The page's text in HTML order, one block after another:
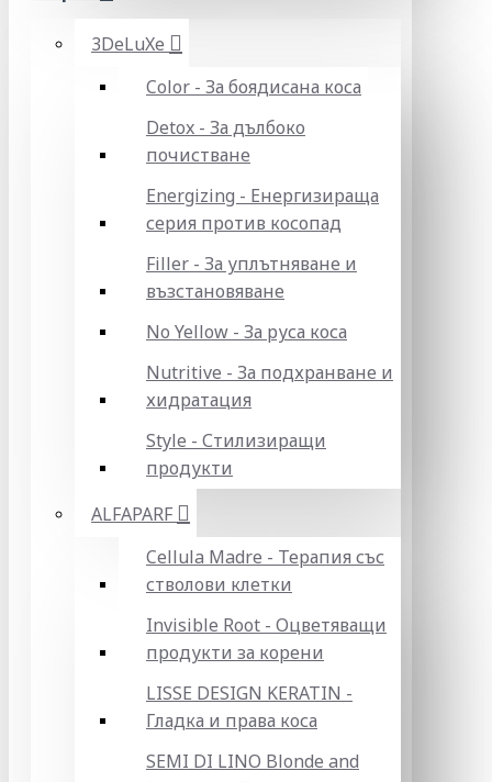
3DeLuXe
Color - За боядисана коса
Detox - За дълбоко
почистване
Energizing - Енергизираща
серия против косопад
Filler - За уплътняване и
възстановяване
No Yellow - За руса коса
Nutritive - За подхранване и
хидратация
Style - Стилизиращи
продукти
ALFAPARF
Cellula Madre - Терапия със
стволови клетки
Invisible Root - Оцветяващи
продукти за корени
LISSE DESIGN KERATIN -
Гладка и права коса
SEMI DI LINO Blonde and